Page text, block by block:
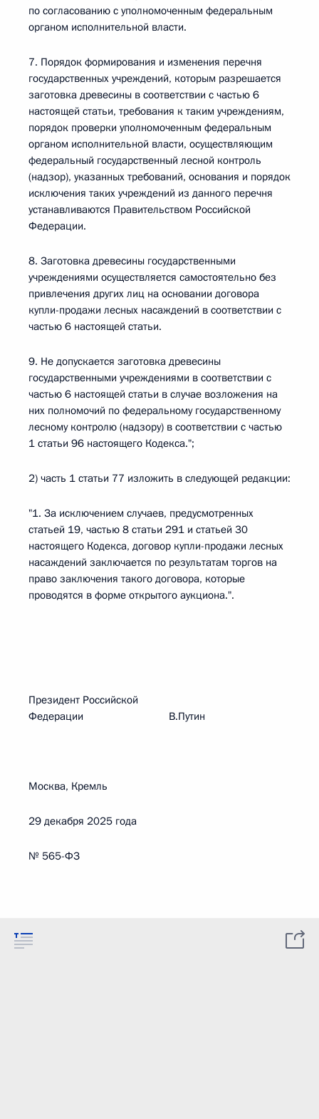
по согласованию с уполномоченным федеральным
органом исполнительной власти.
7. Порядок формирования и изменения перечня
государственных учреждений, которым разрешается
заготовка древесины в соответствии с частью 6
настоящей статьи, требования к таким учреждениям,
порядок проверки уполномоченным федеральным
органом исполнительной власти, осуществляющим
федеральный государственный лесной контроль
(надзор), указанных требований, основания и порядок
исключения таких учреждений из данного перечня
устанавливаются Правительством Российской
Федерации.
8. Заготовка древесины государственными
учреждениями осуществляется самостоятельно без
привлечения других лиц на основании договора
купли-продажи лесных насаждений в соответствии с
частью 6 настоящей статьи.
9. Не допускается заготовка древесины
государственными учреждениями в соответствии с
частью 6 настоящей статьи в случае возложения на
них полномочий по федеральному государственному
лесному контролю (надзору) в соответствии с частью
1 статьи 96 настоящего Кодекса.";
2) часть 1 статьи 77 изложить в следующей редакции:
"1. За исключением случаев, предусмотренных
статьей 19, частью 8 статьи 291 и статьей 30
настоящего Кодекса, договор купли-продажи лесных
насаждений заключается по результатам торгов на
право заключения такого договора, которые
проводятся в форме открытого аукциона.".
Президент Российской
Федерации В.Путин
Москва, Кремль
29 декабря 2025 года
№ 565-ФЗ